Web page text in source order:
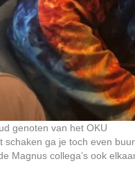
genoten van het OKU
schaken ga je toch even
Magnus collega’s ook